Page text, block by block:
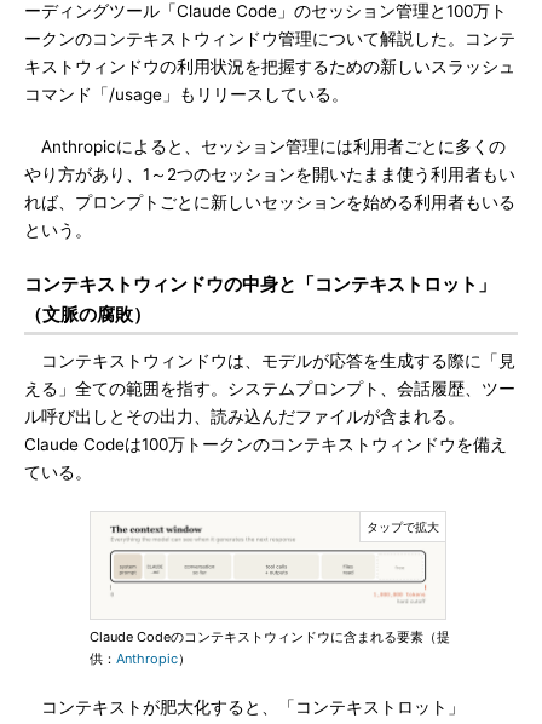
ーディングツール「Claude Code」のセッション管理と100万ト
ークンのコンテキストウィンドウ管理について解説した。コンテ
キストウィンドウの利用状況を把握するための新しいスラッシュ
コマンド「/usage」もリリースしている。
Anthropicによると、セッション管理には利用者ごとに多くの
やり方があり、1～2つのセッションを開いたまま使う利用者もい
れば、プロンプトごとに新しいセッションを始める利用者もいる
という。
コンテキストウィンドウの中身と「コンテキストロット」
（文脈の腐敗）
コンテキストウィンドウは、モデルが応答を生成する際に「見
える」全ての範囲を指す。システムプロンプト、会話履歴、ツー
ル呼び出しとその出力、読み込んだファイルが含まれる。
Claude Codeは100万トークンのコンテキストウィンドウを備え
ている。
Claude Codeのコンテキストウィンドウに含まれる要素（提
供： Anthropic）
コンテキストが肥大化すると、「コンテキストロット」